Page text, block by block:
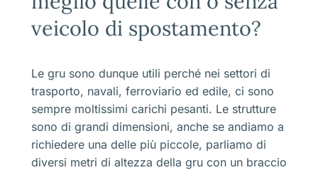
veicolo di spostamento?
Le gru sono dunque utili perché nei settori di
trasporto, navali, ferroviario ed edile, ci sono
sempre moltissimi carichi pesanti. Le strutture
sono di grandi dimensioni, anche se andiamo a
richiedere una delle più piccole, parliamo di
diversi metri di altezza della gru con un braccio